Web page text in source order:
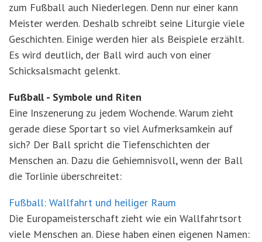
zum Fußball auch Niederlegen. Denn nur einer kann
Meister werden. Deshalb schreibt seine Liturgie viele
Geschichten. Einige werden hier als Beispiele erzählt.
Es wird deutlich, der Ball wird auch von einer
Schicksalsmacht gelenkt.
Fußball - Symbole und Riten
Eine Inszenerung zu jedem Wochende. Warum zieht
gerade diese Sportart so viel Aufmerksamkein auf
sich? Der Ball spricht die Tiefenschichten der
Menschen an. Dazu die Gehiemnisvoll, wenn der Ball
die Torlinie überschreitet:
Fußball: Wallfahrt und heiliger Raum
Die Europameisterschaft zieht wie ein Wallfahrtsort
viele Menschen an. Diese haben einen eigenen Namen: